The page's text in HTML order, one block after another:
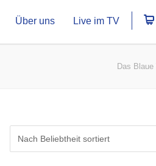
Über uns Live im TV
Das Blaue